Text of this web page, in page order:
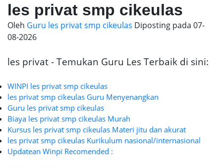
les privat smp cikeulas
Oleh Guru les privat smp cikeulas Diposting pada 07-
08-2026
les privat - Temukan Guru Les Terbaik di sini:
WINPI les privat smp cikeulas
les privat smp cikeulas Guru Menyenangkan
Guru les privat smp cikeulas
Biaya les privat smp cikeulas Murah
Kursus les privat smp cikeulas Materi jitu dan akurat
les privat smp cikeulas Kurikulum nasional/internasional
Updatean Winpi Recomended :